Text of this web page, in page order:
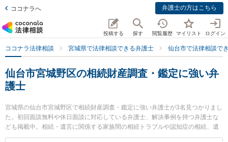
ココナラへ 弁護士の方はこちら
投稿する 探す 閲覧履歴 マイリスト ログイン
ココナラ法律相談 宮城県で法律相談できる弁護士 仙台市で法律相談で
仙台市宮城野区の相続財産調査・鑑定に強い弁
護士
宮城県の仙台市宮城野区で相続財産調査・鑑定に強い弁護士が3名見つかりまし
た。初回面談無料や休日面談に対応している弁護士、解決事例を持つ弁護士な
ども掲載中。相続・遺言に関係する家族間の相続トラブルや認知症の相続、遺
産分割等の細かな分野での絞り込み検索もでき便利です。特に弁護士法人法律